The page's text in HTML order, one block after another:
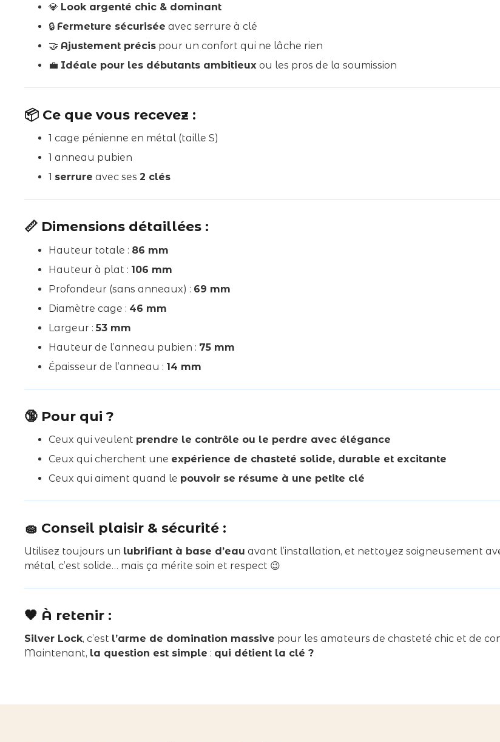
💎 Look argenté chic & dominant
🔒 Fermeture sécurisée avec serrure à clé
🤝 Ajustement précis pour un confort qui ne lâche rien
💼 Idéale pour les débutants ambitieux ou les pros de la soumission
📦 Ce que vous recevez :
1 cage pénienne en métal (taille S)
1 anneau pubien
1 serrure avec ses 2 clés
📏 Dimensions détaillées :
Hauteur totale : 86 mm
Hauteur à plat : 106 mm
Profondeur (sans anneaux) : 69 mm
Diamètre cage : 46 mm
Largeur :53 mm
Hauteur de l’anneau pubien : 75 mm
Épaisseur de l’anneau : 14 mm
🔞 Pour qui ?
Ceux qui veulent prendre le contrôle ou le perdre avec élégance
Ceux qui cherchent une expérience de chasteté solide, durable et excitante
Ceux qui aiment quand le pouvoir se résume à une petite clé
🧽 Conseil plaisir & sécurité :
Utilisez toujours un lubrifiant à base d’eau avant l’installation, et nettoyez soigneusement
métal, c’est solide… mais ça mérite soin et respect 😉
🖤 À retenir :
Silver Lock, c’est l’arme de domination massive pour les amateurs de chasteté chic et de
Maintenant, la question est simple : qui détient la clé ?